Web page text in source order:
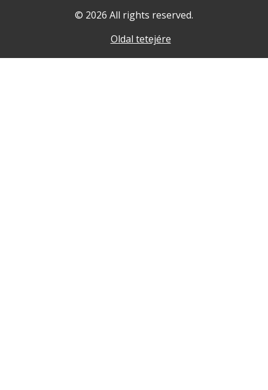
© 2026 All rights reserved.
Oldal tetejére